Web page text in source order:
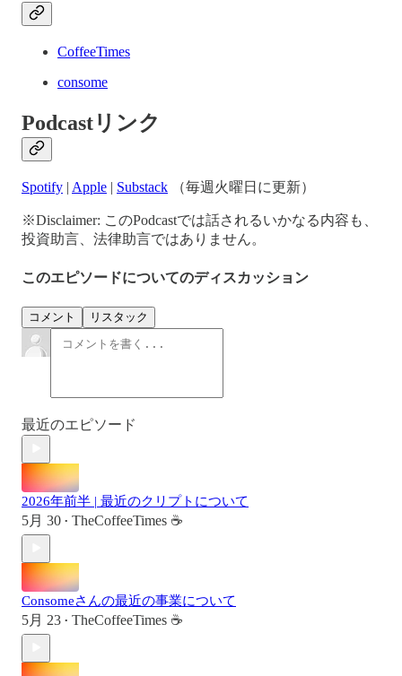
CoffeeTimes
consome
Podcastリンク
Spotify | Apple | Substack （毎週火曜日に更新）
※Disclaimer: このPodcastでは話されるいかなる内容も、
投資助言、法律助言ではありません。
このエピソードについてのディスカッション
コメント リスタック
最近のエピソード
2026年前半 | 最近のクリプトについて
5月 30 • TheCoffeeTimes ☕
Consomeさんの最近の事業について
5月 23 • TheCoffeeTimes ☕